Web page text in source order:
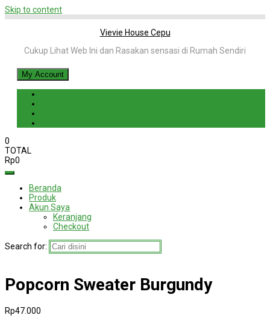
Skip to content
Vievie House Cepu
Cukup Lihat Web Ini dan Rasakan sensasi di Rumah Sendiri
My Account
0
TOTAL
Rp0
Beranda
Produk
Akun Saya
Keranjang
Checkout
Search for:
Popcorn Sweater Burgundy
Rp47.000